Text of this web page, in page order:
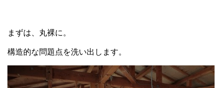
まずは、丸裸に。
構造的な問題点を洗い出します。